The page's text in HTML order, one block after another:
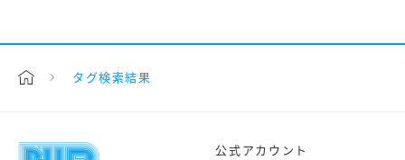
タグ検索結果
公式アカウント